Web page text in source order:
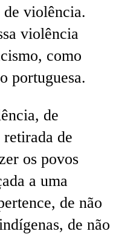
de violência.
violência
como
portuguesa.
de
de
os povos
a uma
de não
de não